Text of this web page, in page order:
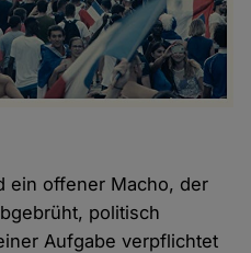
ein offener Macho, der
politisch
Aufgabe verpflichtet